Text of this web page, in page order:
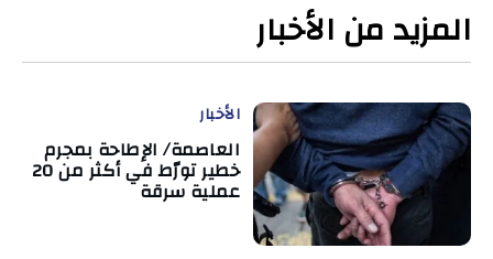
المزيد من الأخبار
الأخبار
العاصمة/ الإطاحة بمجرم
خطير تورّط في أكثر من 20
عملية سرقة